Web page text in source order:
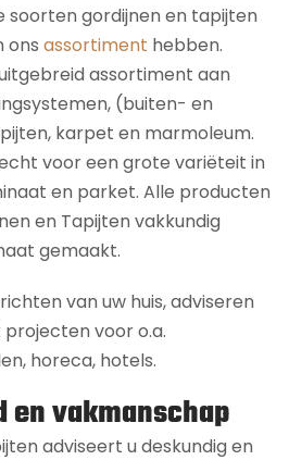
soorten gordijnen en tapijten
ons assortiment hebben.
assortiment aan
(buiten- en
karpet en marmoleum.
voor een grote variëteit in
en parket. Alle producten
en Tapijten vakkundig
gemaakt.
van uw huis, adviseren
voor o.a.
horeca, hotels.
en vakmanschap
adviseert u deskundig en